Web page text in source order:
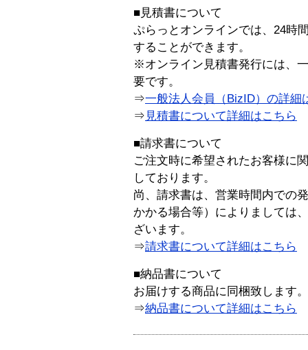
■見積書について
ぷらっとオンラインでは、24時
することができます。
※オンライン見積書発行には、
要です。
⇒一般法人会員（BizID）の詳細
⇒ 見積書について詳細はこちら
■請求書について
ご注文時に希望されたお客様に
しております。
尚、請求書は、営業時間内での
かかる場合等）によりましては
ざいます。
⇒請求書について詳細はこちら
■納品書について
お届けする商品に同梱致します。
⇒納品書について詳細はこちら